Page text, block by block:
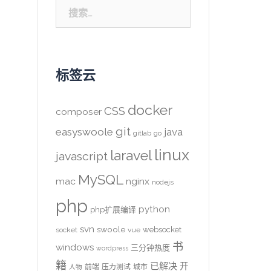
索：
标签云
composer CSS docker
easyswoole git gitlab go java
javascript laravel linux
mac MySQL nginx nodejs
php php扩展编译 python
socket svn swoole vue websocket
windows wordpress 三分钟热度 书
籍 人物 前端 压力测试 城市 已解决 开